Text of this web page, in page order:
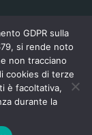
GDPR sulla
si rende noto
non tracciano
cookies di terze
è facoltativa,
durante la